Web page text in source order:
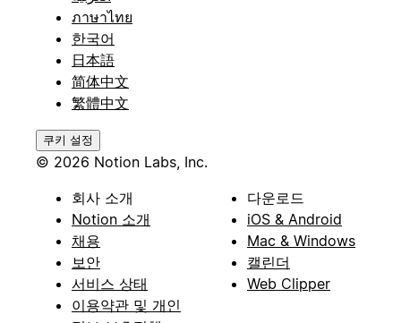
ภาษาไทย
한국어
日本語
简体中文
繁體中文
쿠키 설정
© 2026 Notion Labs, Inc.
회사 소개
Notion 소개
채용
보안
서비스 상태
이용약관 및 개인
다운로드
iOS & Android
Mac & Windows
캘린더
Web Clipper